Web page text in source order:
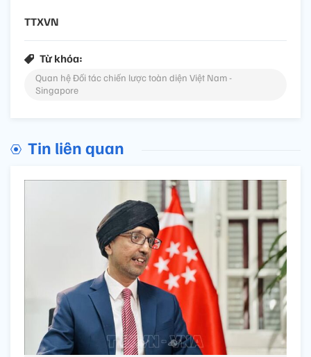
TTXVN
Từ khóa:
Quan hệ Đối tác chiến lược toàn diện Việt Nam -
Singapore
Tin liên quan